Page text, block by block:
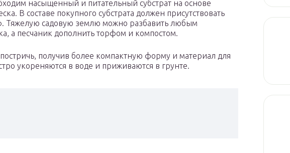
насыщенный и питательный субстрат на основе
В составе покупного субстрата должен присутствовать
Тяжелую садовую землю можно разбавить любым
а песчаник дополнить торфом и компостом.
получив более компактную форму и материал для
укореняются в воде и приживаются в грунте.